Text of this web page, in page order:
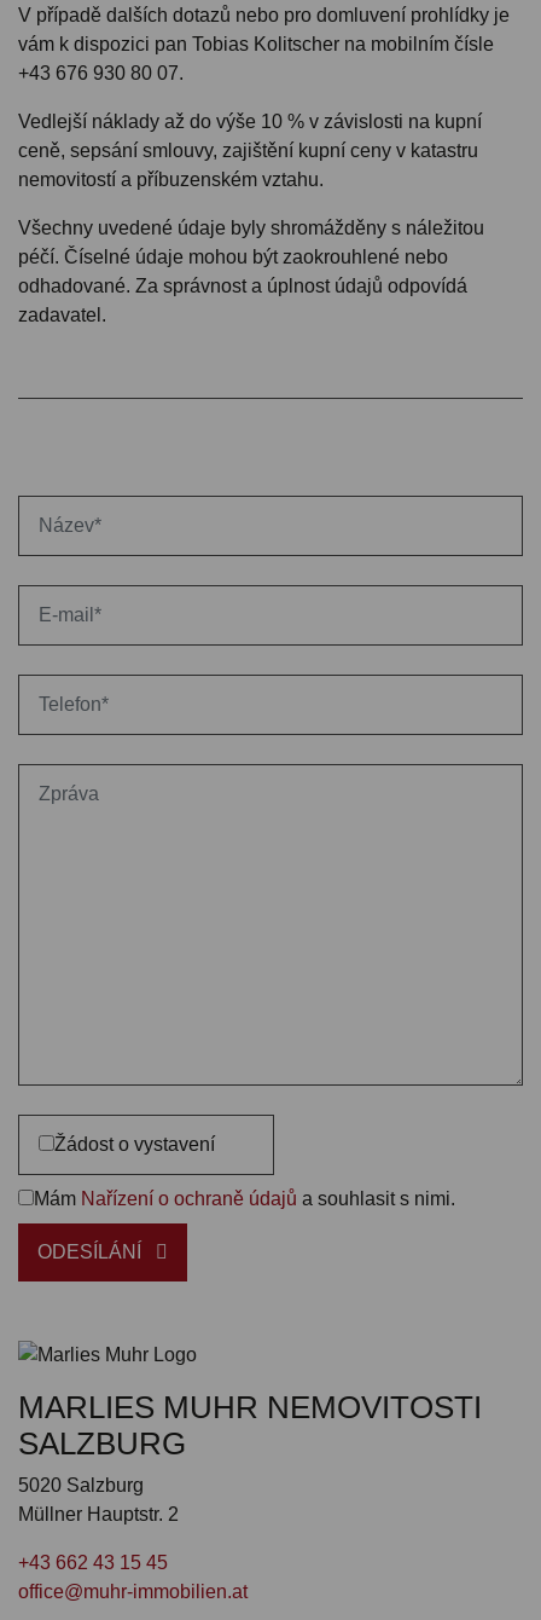
V případě dalších dotazů nebo pro domluvení prohlídky je
vám k dispozici pan Tobias Kolitscher na mobilním čísle
+43 676 930 80 07.
Vedlejší náklady až do výše 10 % v závislosti na kupní
ceně, sepsání smlouvy, zajištění kupní ceny v katastru
nemovitostí a příbuzenském vztahu.
Všechny uvedené údaje byly shromážděny s náležitou
péčí. Číselné údaje mohou být zaokrouhlené nebo
odhadované. Za správnost a úplnost údajů odpovídá
zadavatel.
Žádost o vystavení
Mám Nařízení o ochraně údajů a souhlasit s nimi.
ODESÍLÁNÍ
MARLIES MUHR NEMOVITOSTI
SALZBURG
5020 Salzburg
Müllner Hauptstr. 2
+43 662 43 15 45
office@muhr-immobilien.at